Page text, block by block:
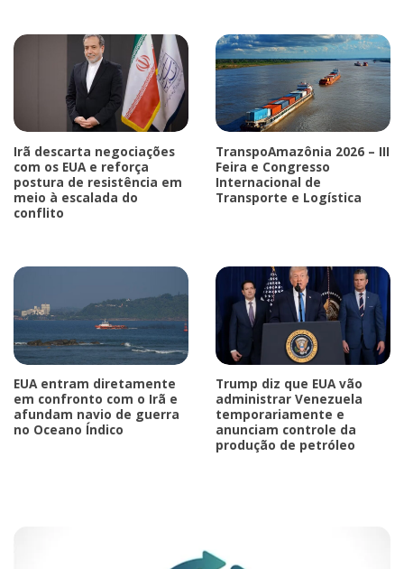
Irã descarta negociações
com os EUA e reforça
postura de resistência em
meio à escalada do
conflito
TranspoAmazônia 2026 – III
Feira e Congresso
Internacional de
Transporte e Logística
EUA entram diretamente
em confronto com o Irã e
afundam navio de guerra
no Oceano Índico
Trump diz que EUA vão
administrar Venezuela
temporariamente e
anunciam controle da
produção de petróleo